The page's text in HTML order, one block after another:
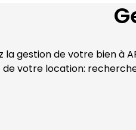
la gestion de votre bien à
votre location: